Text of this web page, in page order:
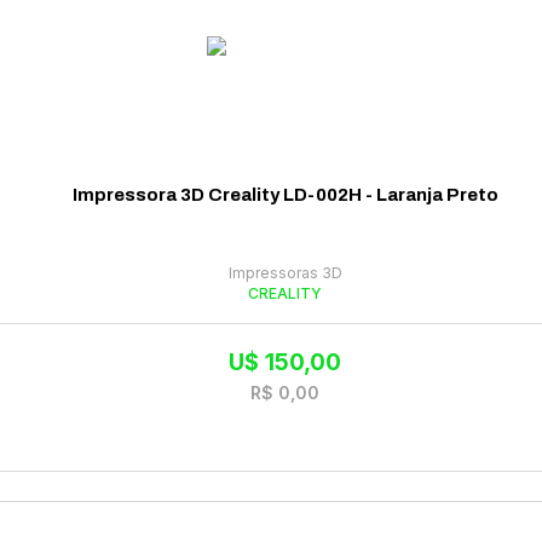
Impressora 3D Creality LD-002H - Laranja Preto
Impressoras 3D
CREALITY
U$150,00
R$ 0,00